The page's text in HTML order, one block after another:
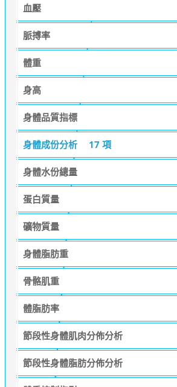
血壓
脈搏率
體重
身高
身體品質指標
身體成份分析 17 項
身體水份總量
蛋白質量
礦物質量
身體脂肪重
骨骼肌重
體脂肪率
節段性身體肌肉分佈分析
節段性身體脂肪分佈分析